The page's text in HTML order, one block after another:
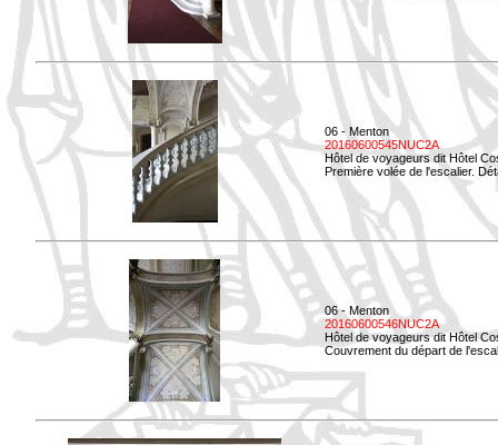
06 - Menton
20160600545NUC2A
Hôtel de voyageurs dit Hôtel
Première volée de l'escalier.
06 - Menton
20160600546NUC2A
Hôtel de voyageurs dit Hôtel
Couvrement du départ de